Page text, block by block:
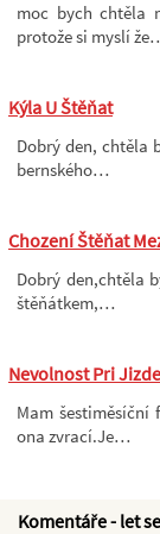
moc bych chtěla
protože si myslí
Kýla U Štěňat
Dobrý den, chtěla
bernského…
Chození Štěňat
Dobrý den,chtěla
štěňátkem,…
Nevolnost Pri
Mam
ona zvrací.Je…
Komentáře - let